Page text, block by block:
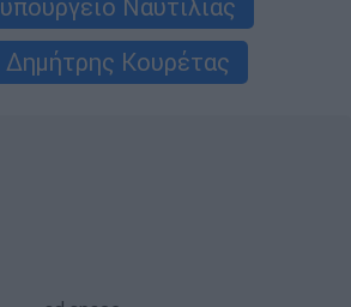
υπουργείο Ναυτιλίας
Δημήτρης Κουρέτας